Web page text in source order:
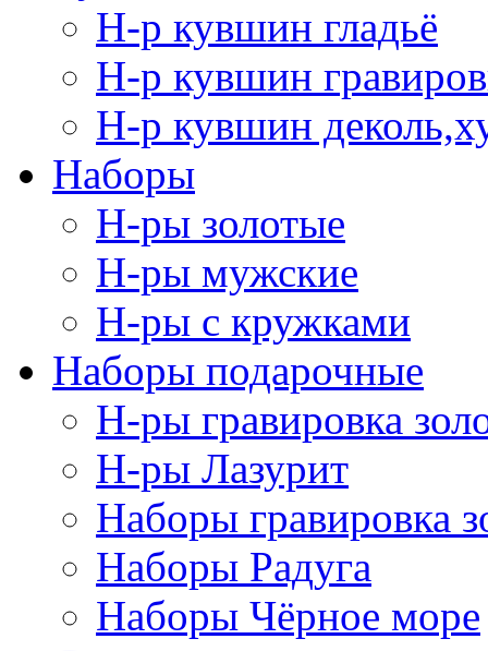
Н-р кувшин гладьё
Н-р кувшин
Н-р кувшин
Наборы
Н-ры золотые
Н-ры мужские
Н-ры с кружками
Наборы подарочные
Н-ры гравировка
Н-ры Лазурит
Наборы гравировка
Наборы Радуга
Наборы Чёрное море